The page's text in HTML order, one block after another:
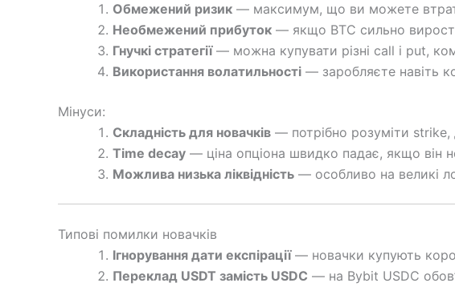
Обмежений ризик — максимум, що ви можете
Необмежений прибуток — якщо BTC сильно
Гнучкі стратегії— можна купувати різні call і put,
Використання волатильності — заробляєте навіть
Мінуси:
Складність для новачків — потрібно розуміти strike,
Time decay — ціна опціона швидко падає, якщо він
Можлива низька ліквідність — особливо на великі
Типові помилки новачків
Ігнорування дати експірації— новачки купують
Переклад USDT замість USDC — на Bybit USDC